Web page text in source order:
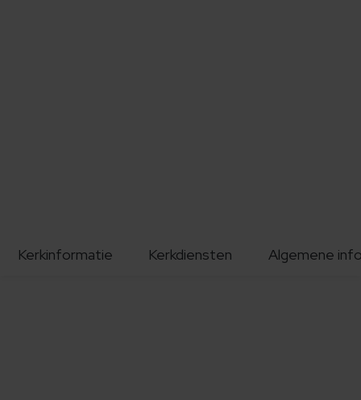
Kerkinformatie Kerkdiensten Algemene